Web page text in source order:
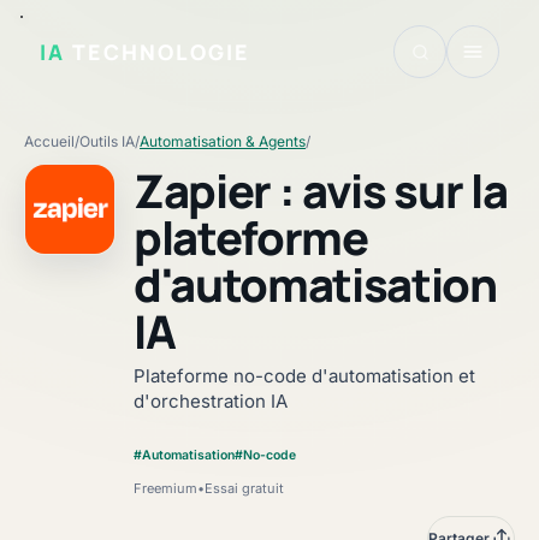
IA TECHNOLOGIE
Accueil/Outils IA/Automatisation & Agents/
Zapier : avis sur la
plateforme
d'automatisation
IA
Fiche vérifiée
Plateforme no-code d'automatisation et
d'orchestration IA
#Automatisation#No-code
Freemium•Essai gratuit